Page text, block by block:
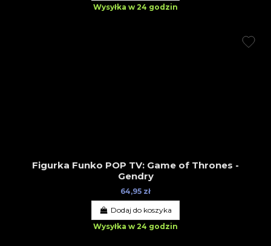
Wysyłka w 24 godzin
Figurka Funko POP TV: Game of Thrones -
Gendry
64,95 zł
Dodaj do koszyka
Wysyłka w 24 godzin